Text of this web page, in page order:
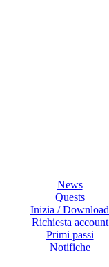
News
Quests
Inizia / Download
Richiesta account
Primi passi
Notifiche